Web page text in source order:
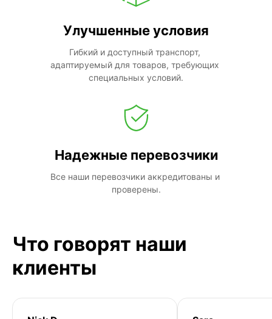
Улучшенные условия
Гибкий и доступный транспорт,
адаптируемый для товаров, требующих
специальных условий.
Надежные перевозчики
Все наши перевозчики аккредитованы и
проверены.
Что говорят наши
клиенты